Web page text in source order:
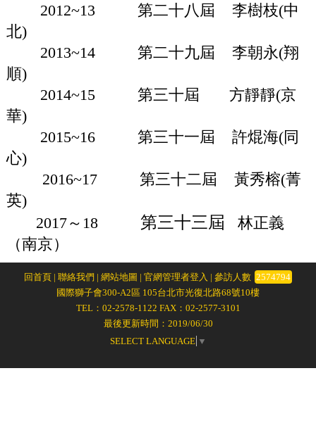
2012~13 第二十八屆 李樹枝(中
北)
2013~14 第二十九屆 李朝永(翔
順)
2014~15 第三十屆 方靜靜(京
華)
2015~16 第三十一屆 許焜海(同
心)
2016~17 第三十二屆 黃秀榕(菁
英)
2017～18 第三十三屆
林正義
（南京）
回首頁 | 聯絡我們 | 網站地圖 | 官網管理者登入 | 參訪人數 2574794
國際獅子會300-A2區 105台北市光復北路68號10樓
TEL：02-2578-1122 FAX：02-2577-3101
最後更新時間：2019/06/30
SELECT LANGUAGE ▼